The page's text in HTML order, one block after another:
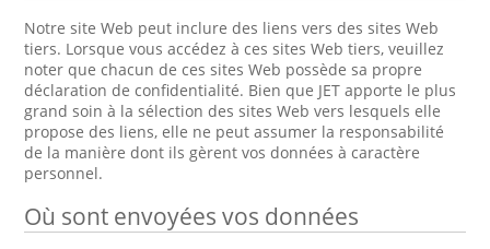
Notre site Web peut inclure des liens vers des sites Web
tiers. Lorsque vous accédez à ces sites Web tiers, veuillez
noter que chacun de ces sites Web possède sa propre
déclaration de confidentialité. Bien que JET apporte le plus
grand soin à la sélection des sites Web vers lesquels elle
propose des liens, elle ne peut assumer la responsabilité
de la manière dont ils gèrent vos données à caractère
personnel.
Où sont envoyées vos données